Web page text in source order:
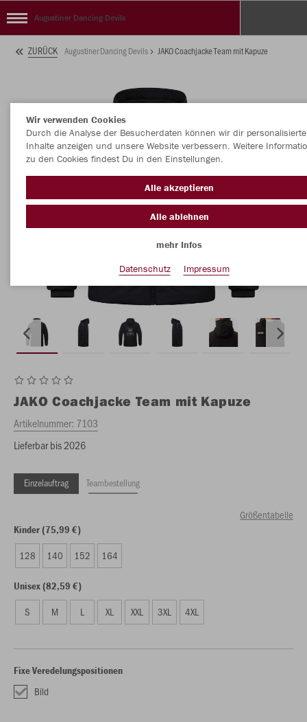
Augustiner Dancing Devils
ZURÜCK Augustiner Dancing Devils JAKO Coachjacke Team mit Kapuze
JAKO Coachjacke Team mit Kapuze
Artikelnummer: 7103
Lieferbar bis 2026
Einzelauftrag Teambestellung
Größentabelle
Kinder (75,99 €)
128 140 152 164
Unisex (82,59 €)
S M L XL XXL 3XL 4XL
Fixe Veredelungspositionen
Bild
Wir verwenden Cookies
Durch die Analyse der Besucherdaten können wir dir personalisierte
Inhalte anzeigen und unsere Website verbessern. Weitere
zu den Cookies findest Du in den Einstellungen.
Alle akzeptieren
Alle ablehnen
mehr Infos
Datenschutz
Impressum